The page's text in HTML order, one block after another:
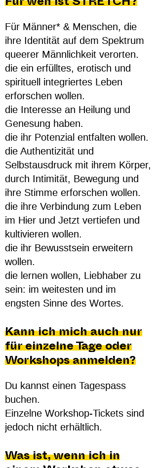
Für wen ist STRETCH?
Für Männer* & Menschen, die
ihre Identität auf dem Spektrum
queerer Männlichkeit verorten.
die ein erfülltes, erotisch und
spirituell integriertes Leben
erforschen wollen.
die Interesse an Heilung und
Genesung haben.
die ihr Potenzial entfalten wollen.
die Authentizität und
Selbstausdruck mit ihrem Körper,
durch Intimität, Bewegung und
ihre Stimme erforschen wollen.
die ihre Verbindung zum Leben
im Hier und Jetzt vertiefen und
kultivieren wollen.
die ihr Bewusstsein erweitern
wollen.
die lernen wollen, Liebhaber zu
sein: im weitesten und im
engsten Sinne des Wortes.
Kann ich mich auch nur
für einzelne Tage oder
Workshops anmelden?
Du kannst einen Tagespass
buchen.
Einzelne Workshop-Tickets sind
jedoch nicht erhältlich.
Was ist, wenn ich in